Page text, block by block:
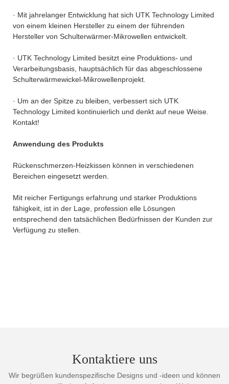
· Mit jahrelanger Entwicklung hat sich UTK Technology Limited
von einem kleinen Hersteller zu einem der führenden
Hersteller von Schulterwärmer-Mikrowellen entwickelt.
· UTK Technology Limited besitzt eine Produktions- und
Verarbeitungsbasis, hauptsächlich für das abgeschlossene
Schulterwärmewickel-Mikrowellenprojekt.
· Um an der Spitze zu bleiben, verbessert sich UTK
Technology Limited kontinuierlich und denkt auf neue Weise.
Kontakt!
Anwendung des Produkts
Rückenschmerzen-Heizkissen können in verschiedenen
Bereichen eingesetzt werden.
Mit reicher Fertigungs erfahrung und starker Produktions
fähigkeit, ist in der Lage, profession elle Lösungen
entsprechend den tatsächlichen Bedürfnissen der Kunden zur
Verfügung zu stellen.
Kontaktiere uns
Wir begrüßen kundenspezifische Designs und -ideen und können